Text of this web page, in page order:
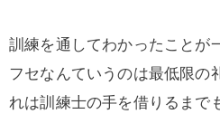
訓練を通してわかったことが
フセなんていうのは最低限の
れは訓練士の手を借りるまで